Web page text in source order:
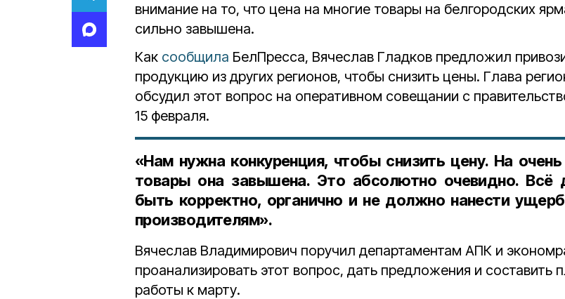
внимание на то, что цена на многие товары на белгородских
сильно завышена.
Как сообщила БелПресса, Вячеслав Гладков предложил
продукцию из других регионов, чтобы снизить цены. Глава
обсудил этот вопрос на оперативном совещании с
15 февраля.
«Нам нужна конкуренция, чтобы снизить цену. На
товары она завышена. Это абсолютно очевидно. Всё
быть корректно, органично и не должно нанести
производителям».
Вячеслав Владимирович поручил департаментам АПК и
проанализировать этот вопрос, дать предложения и составить
работы к марту.